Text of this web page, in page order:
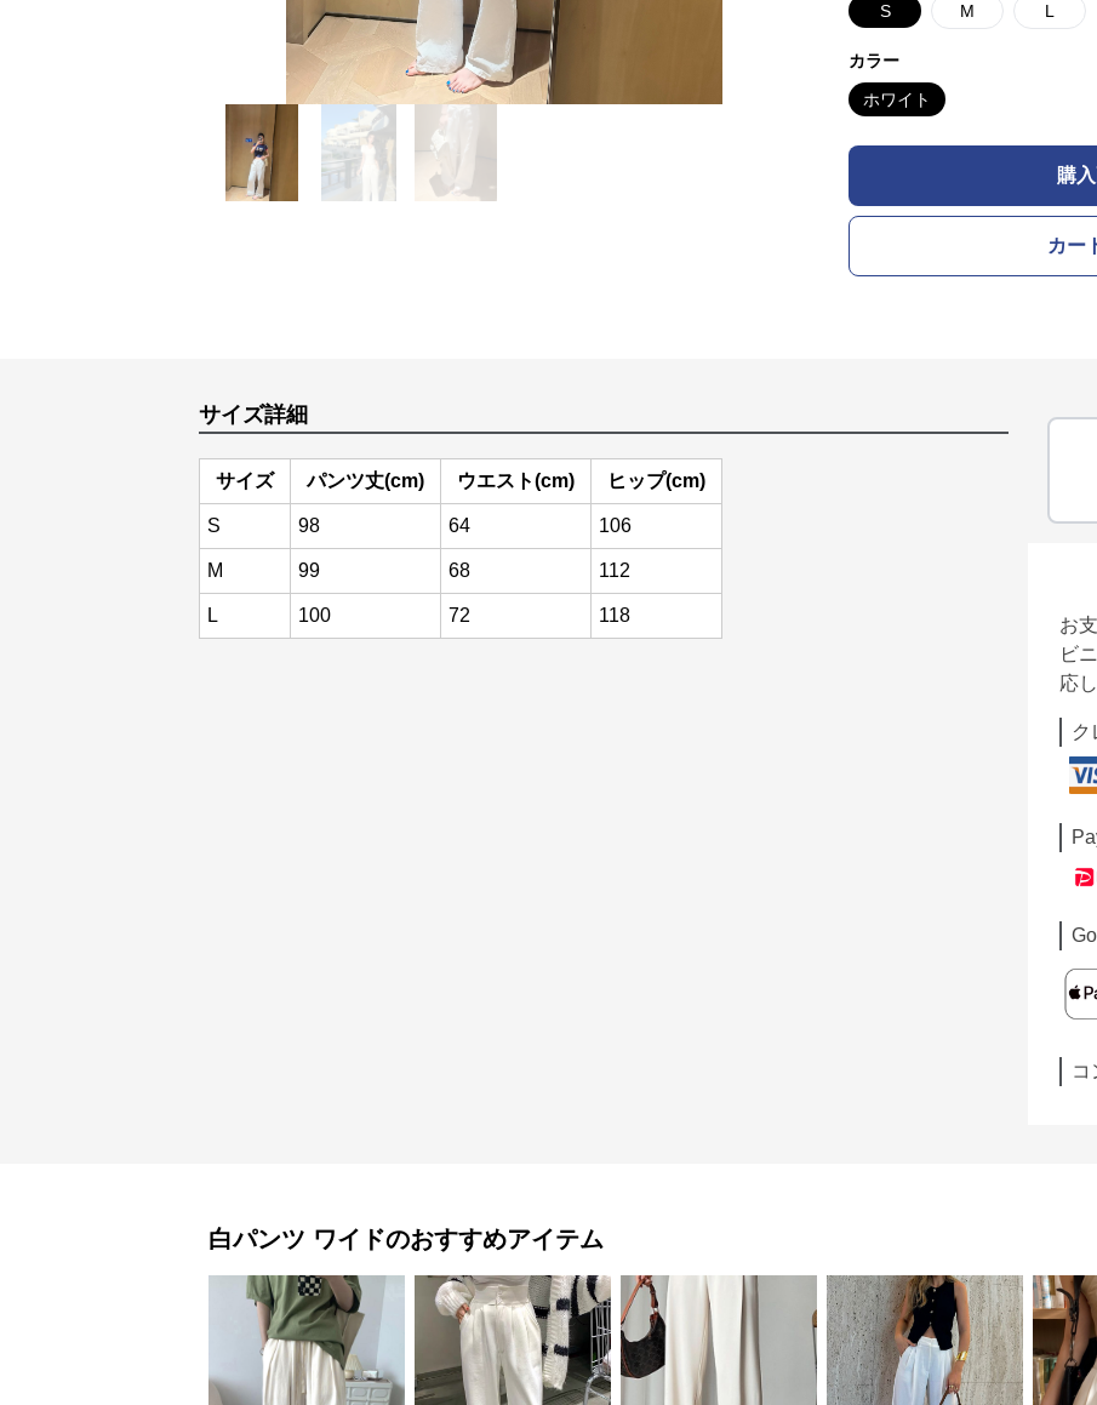
S M L
カラー
ホワイト
購
カー
サイズ詳細
サイズ パンツ丈(cm) ウエスト(cm) ヒップ(cm)
S 98 64 106
M 99 68 112
L 100 72 118
お
ビ
応
ク
コ
白パンツ ワイドのおすすめアイテム